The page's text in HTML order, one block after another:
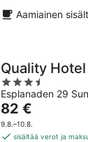
Aamiainen
Quality
3.5
out
of
5
Esplanaden 29
Hinta
on
82 €
82 €
9.8.–10.8.
sisältää verot ja